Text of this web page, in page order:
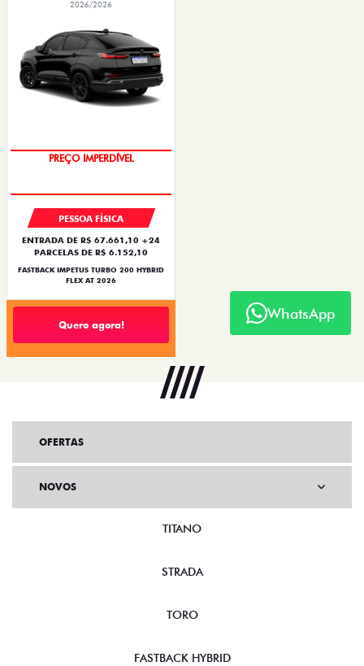
2026/2026
PESSOA FÍSICA
ENTRADA DE R$ 67.661,10 +24
PARCELAS DE R$ 6.152,10
FASTBACK IMPETUS TURBO 200 HYBRID
FLEX AT 2026
Quero agora!
WhatsApp
OFERTAS
NOVOS
TITANO
STRADA
TORO
FASTBACK HYBRID